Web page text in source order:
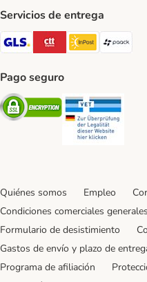
Servicios de entrega
GLS Shipping Method
CTTExpressInPost
Pago seguro
Security
Quiénes somos Empleo
Condiciones comerciales generales
Formulario de desistimiento
Gastos de envío y plazo de
Programa de afiliación